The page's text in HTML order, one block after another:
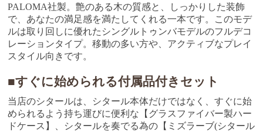
PALOMA社製。艶のある木の質感と、しっかりした装飾
で、あなたの満足感を満たしてくれる一本です。このモデ
ルは取り回しに優れたシングルトゥンバモデルのフルデコ
レーションタイプ。移動の多い方や、アクティブなプレイ
スタイル向きです。
■すぐに始められる付属品付きセット
当店のシタールは、シタール本体だけではなく、すぐに始
められるよう持ち運びに便利な【グラスファイバー製ハー
ドケース】、シタールを奏でる為の【ミズラーブ(シタール